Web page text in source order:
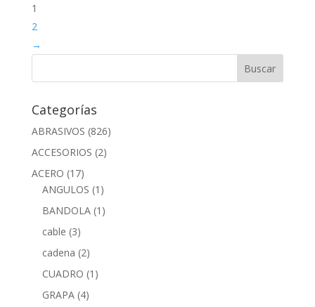
1
2
→
Categorías
ABRASIVOS (826)
ACCESORIOS (2)
ACERO (17)
ANGULOS (1)
BANDOLA (1)
cable (3)
cadena (2)
CUADRO (1)
GRAPA (4)